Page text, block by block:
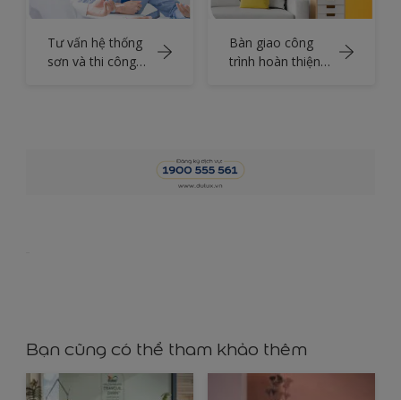
Tư vấn hệ thống
sơn và thi công
Bàn giao công
trình hoàn thiện
Bạn cũng có thể tham khảo thêm